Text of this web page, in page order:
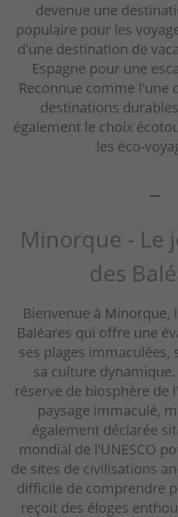
devenue une
populaire pour les
d'une destination de
Espagne pour une
Reconnue comme l'une
destinations
également le choix
les éco-
Minorque - Le
des
Bienvenue à Minorque,
Baléares qui offre une
ses plages immaculées,
sa culture
réserve de biosphère de
paysage immaculé,
également déclarée
mondial de l'UNESCO
de sites de civilisations
difficile de comprendre
reçoit des éloges